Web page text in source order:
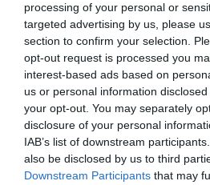
processing of your personal or
targeted advertising by us, please
section to confirm your selection.
opt-out request is processed you
interest-based ads based on
us or personal information
your opt-out. You may separately
disclosure of your personal
IAB’s list of downstream
also be disclosed by us to third
Downstream Participants that may